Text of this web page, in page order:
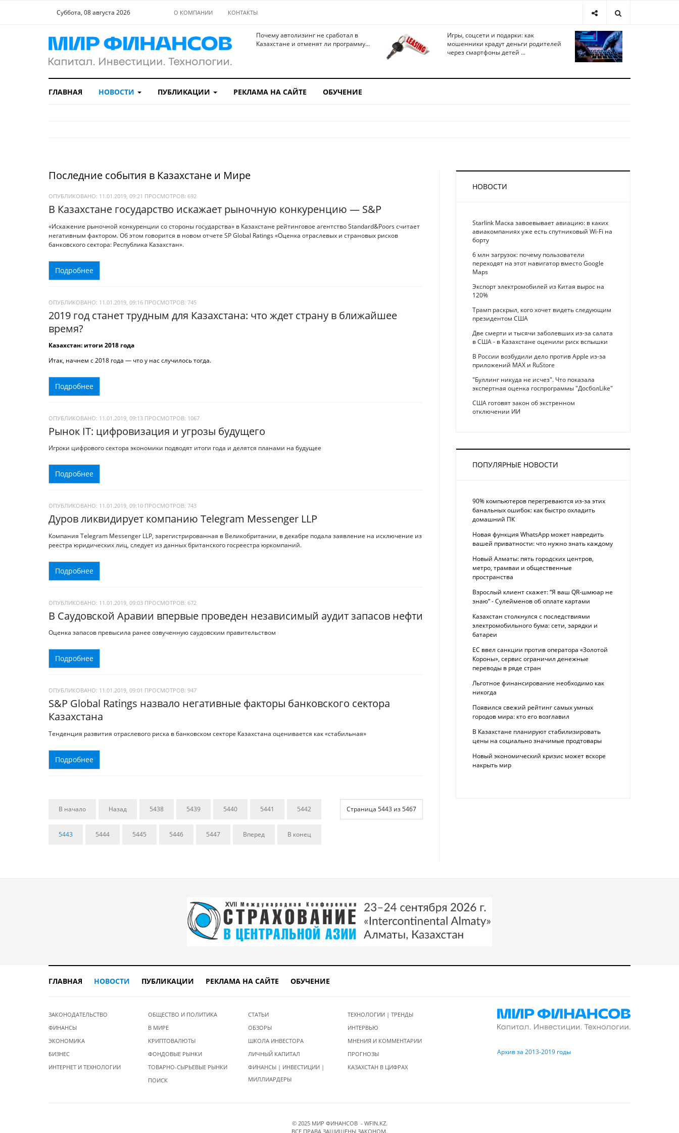
Суббота, 08 августа 2026 О КОМПАНИИ КОНТАКТЫ
Почему автолизинг не сработал в
Казахстане и отменят ли программу...
Игры, соцсети и подарки: как
мошенники крадут деньги родителей
через смартфоны детей ...
ГЛАВНАЯ НОВОСТИ ПУБЛИКАЦИИ РЕКЛАМА НА САЙТЕ ОБУЧЕНИЕ
Последние события в Казахстане и Мире
ОПУБЛИКОВАНО: 11.01.2019, 09:21 ПРОСМОТРОВ: 692
В Казахстане государство искажает рыночную конкуренцию — S&P
«Искажение рыночной конкуренции со стороны государства» в Казахстане рейтинговое агентство Standard&Poors считает
негативным фактором. Об этом говорится в новом отчете SP Global Ratings «Оценка отраслевых и страновых рисков
банковского сектора: Республика Казахстан».
Подробнее
ОПУБЛИКОВАНО: 11.01.2019, 09:16 ПРОСМОТРОВ: 745
2019 год станет трудным для Казахстана: что ждет страну в ближайшее
время?
Казахстан: итоги 2018 года
Итак, начнем с 2018 года — что у нас случилось тогда.
Подробнее
ОПУБЛИКОВАНО: 11.01.2019, 09:13 ПРОСМОТРОВ: 1067
Рынок IT: цифровизация и угрозы будущего
Игроки цифрового сектора экономики подводят итоги года и делятся планами на будущее
Подробнее
ОПУБЛИКОВАНО: 11.01.2019, 09:10 ПРОСМОТРОВ: 743
Дуров ликвидирует компанию Telegram Messenger LLP
Компания Telegram Messenger LLP, зарегистрированная в Великобритании, в декабре подала заявление на исключение из
реестра юридических лиц, следует из данных британского госреестра юркомпаний.
Подробнее
ОПУБЛИКОВАНО: 11.01.2019, 09:03 ПРОСМОТРОВ: 672
В Саудовской Аравии впервые проведен независимый аудит запасов нефти
Оценка запасов превысила ранее озвученную саудовским правительством
Подробнее
ОПУБЛИКОВАНО: 11.01.2019, 09:01 ПРОСМОТРОВ: 947
S&P Global Ratings назвало негативные факторы банковского сектора
Казахстана
Тенденция развития отраслевого риска в банковском секторе Казахстана оценивается как «стабильная»
Подробнее
Страница 5443 из 5467
В начало Назад 5438 5439 5440 5441 5442
5443 5444 5445 5446 5447 Вперед В конец
НОВОСТИ
Starlink Маска завоевывает авиацию: в каких
авиакомпаниях уже есть спутниковый Wi-Fi на
борту
6 млн загрузок: почему пользователи
переходят на этот навигатор вместо Google
Maps
Экспорт электромобилей из Китая вырос на
120%
Трамп раскрыл, кого хочет видеть следующим
президентом США
Две смерти и тысячи заболевших из-за салата
в США - в Казахстане оценили риск вспышки
В России возбудили дело против Apple из-за
приложений MAX и RuStore
"Буллинг никуда не исчез". Что показала
экспертная оценка госпрограммы "ДосболLike"
США готовят закон об экстренном
отключении ИИ
ПОПУЛЯРНЫЕ НОВОСТИ
90% компьютеров перегреваются из-за этих
банальных ошибок: как быстро охладить
домашний ПК
Новая функция WhatsApp может навредить
вашей приватности: что нужно знать каждому
Новый Алматы: пять городских центров,
метро, трамваи и общественные
пространства
Взрослый клиент скажет: “Я ваш QR-шмюар не
знаю“ - Сулейменов об оплате картами
Казахстан столкнулся с последствиями
электромобильного бума: сети, зарядки и
батареи
ЕС ввел санкции против оператора «Золотой
Короны», сервис ограничил денежные
переводы в ряде стран
Льготное финансирование необходимо как
никогда
Появился свежий рейтинг самых умных
городов мира: кто его возглавил
В Казахстане планируют стабилизировать
цены на социально значимые продтовары
Новый экономический кризис может вскоре
накрыть мир
ГЛАВНАЯ НОВОСТИ ПУБЛИКАЦИИ РЕКЛАМА НА САЙТЕ ОБУЧЕНИЕ
ЗАКОНОДАТЕЛЬСТВО
ФИНАНСЫ
ЭКОНОМИКА
БИЗНЕС
ИНТЕРНЕТ И ТЕХНОЛОГИИ
ОБЩЕСТВО И ПОЛИТИКА
В МИРЕ
КРИПТОВАЛЮТЫ
ФОНДОВЫЕ РЫНКИ
ТОВАРНО-СЫРЬЕВЫЕ РЫНКИ
ПОИСК
СТАТЬИ
ОБЗОРЫ
ШКОЛА ИНВЕСТОРА
ЛИЧНЫЙ КАПИТАЛ
ФИНАНСЫ | ИНВЕСТИЦИИ |
МИЛЛИАРДЕРЫ
ТЕХНОЛОГИИ | ТРЕНДЫ
ИНТЕРВЬЮ
МНЕНИЯ И КОММЕНТАРИИ
ПРОГНОЗЫ
КАЗАХСТАН В ЦИФРАХ
Архив за 2013-2019 годы
© 2025 МИР ФИНАНСОВ - WFIN.KZ.
ВСЕ ПРАВА ЗАЩИЩЕНЫ ЗАКОНОМ.